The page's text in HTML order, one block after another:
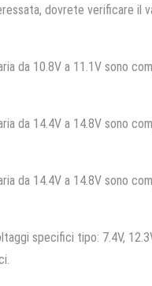
dovrete verificare il
da 10.8V a 11.1V sono
da 14.4V a 14.8V sono
da 14.4V a 14.8V sono
specifici tipo: 7.4V,